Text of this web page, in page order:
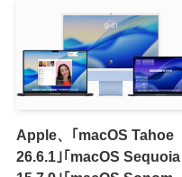
Apple、｢macOS Tahoe
26.6.1｣｢macOS Sequoia